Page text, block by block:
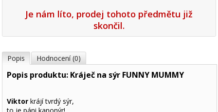
Je nám líto, prodej tohoto předmětu již
skončil.
Popis Hodnocení (0)
Popis produktu: Kráječ na sýr FUNNY MUMMY
Viktor krájí tvrdý sýr,